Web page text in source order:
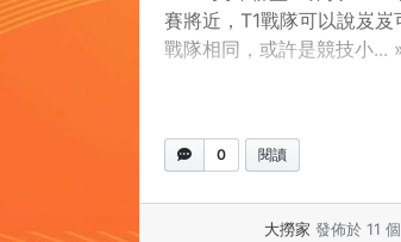
賽將近，T1戰隊可以說岌岌
戰隊相同，或許是競技小...
0 閱讀
大撈家 發佈於 11